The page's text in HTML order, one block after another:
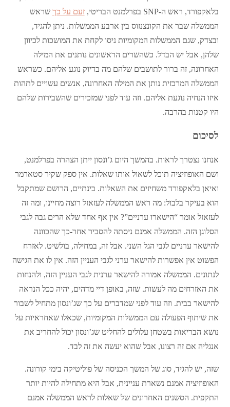
בלאקפורד, ראש ה-SNP בפרלמנט הבריטי,
זעם על כך שראש
הממשלה שבר את הקונצנזוס בין ארבע הממשלות. ניתן להגיד,
ובצדק, שגם הממשלות המקומיות ניסו לקחת את המושכות לכיוון
שלהן, אבל יש הבדל. כשהשרים הראשונים נותנים את המילה
האחרונה, זה ברור לתושבים שלהם מה בדיוק נוגע אליהם. כשראש
הממשלה המרכזית נותן את המילה האחרונה, אנשים עשויים לתהות
איזו הנחיה נוגעת אליהם. וזה עוד לפני שמזכירים שהשבירות שלהם
היו קטנות בהרבה.
לסיכום
אנחנו נצטרך לראות. בהמשך היום ג’ונסון ייתן הצהרה בפרלמנט,
ושם האופוזיציה תוכל לשאול אותו שאלות. אין ספק שקיר סטארמר
ואיאן בלאקפורד משחיזים את השאלות. בינתיים, הרושם שמתקבל
הוא בעיקר בלבול: מה ראש הממשלה לעזאזל רוצה מחיינו, ומה זה
לעזאזל אומר “הישארו ערניים”? אין אף אחד שלא הרים גבה לגבי
הסלוגן הזה. הממשלה אמנם ניסתה להסביר אחר-כך שהכוונה
להישאר ערניים לגבי הגל השני. אבל זה, במחילה, בולשיט. לאזרח
הפשוט אין אפשרות להישאר ערני לגבי העניין הזה. אין לו את הגישה
לנתונים. הממשלה אמורה להישאר ערנית לגבי העניין הזה, ולהנחות
את האזרחים מה לעשות. שזה, באופן דיי מדהים, יהיה ככל הנראה
להישאר בבית. וזה עוד לפני שמדברים על כך שג’ונסון מתחיל לשבור
את שיתוף הפעולה עם הממשלות המקומיות, שכאלו שאחראיות על
נושא הבריאות בשטחן עלולים להחליט שג’ונסון יכול להחריב את
אנגליה אם זה רצונו, אבל שהוא יעשה את זה לבד.
שזה, יש להגיד, סוג של המשך הכניסה של פוליטיקה בימי קורונה.
האופוזיציה אמנם נשארת עניינית, אבל היא מתחילה להיות יותר
התקפית. הסשנים האחרונים של שאלות לראש הממשלה אמנם